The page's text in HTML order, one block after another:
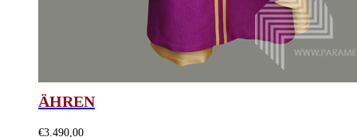
ÄHREN
€3.490,00